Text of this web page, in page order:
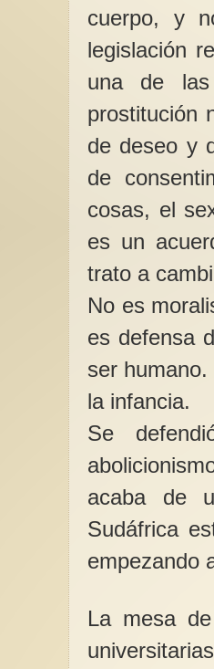
cuerpo, y
legislación
una de
prostitución
de deseo y
de
cosas, el
es un
trato a
No es
es defensa
ser
la infancia.
Se
acaba de
Sudáfrica
empezando
La mesa